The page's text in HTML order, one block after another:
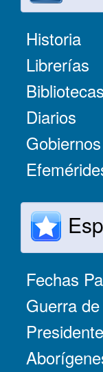
Historia
Librerías
Bibliotecas
Diarios
Fechas
Guerra